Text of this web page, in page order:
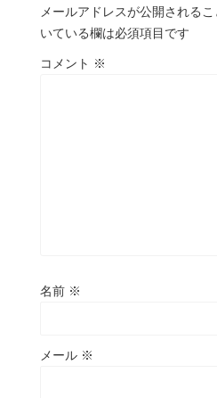
メールアドレスが公開されるこ
いている欄は必須項目です
コメント ※
名前 ※
メール ※